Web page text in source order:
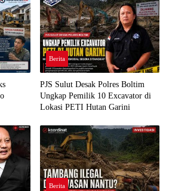
Berita
PJS Sulut Desak Polres Boltim
Ungkap Pemilik 10 Excavator di
Lokasi PETI Hutan Garini
Berita